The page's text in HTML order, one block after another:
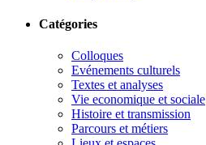
Catégories
Colloques
Evénements culturels
Textes et analyses
Vie economique et sociale
Histoire et transmission
Parcours et métiers